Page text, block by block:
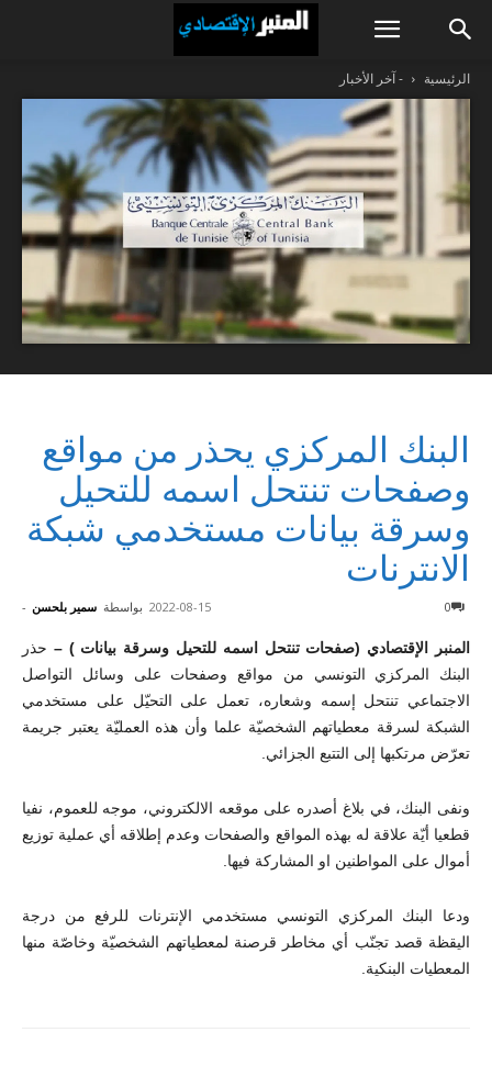
الرئيسية - آخر الأخبار
البنك المركزي يحذر من مواقع
وصفحات تنتحل اسمه للتحيل
وسرقة بيانات مستخدمي شبكة
الانترنات
بواسطة سمير بلحسن - 2022-08-15 0
المنبر الإقتصادي (صفحات تنتحل اسمه للتحيل وسرقة بيانات) – حذر
البنك المركزي التونسي من مواقع وصفحات على وسائل التواصل
الاجتماعي تنتحل إسمه وشعاره، تعمل على التحيّل على مستخدمي
الشبكة لسرقة معطياتهم الشخصيّة علما وأن هذه العمليّة يعتبر جريمة
تعرّض مرتكبها إلى التتبع الجزائي.
ونفى البنك، في بلاغ أصدره على موقعه الالكتروني، موجه للعموم، نفيا
قطعيا أيّة علاقة له بهذه المواقع والصفحات وعدم إطلاقه أي عملية توزيع
أموال على المواطنين او المشاركة فيها.
ودعا البنك المركزي التونسي مستخدمي الإنترنات للرفع من درجة
اليقظة قصد تجنّب أي مخاطر قرصنة لمعطياتهم الشخصيّة وخاصّة منها
المعطيات البنكية.